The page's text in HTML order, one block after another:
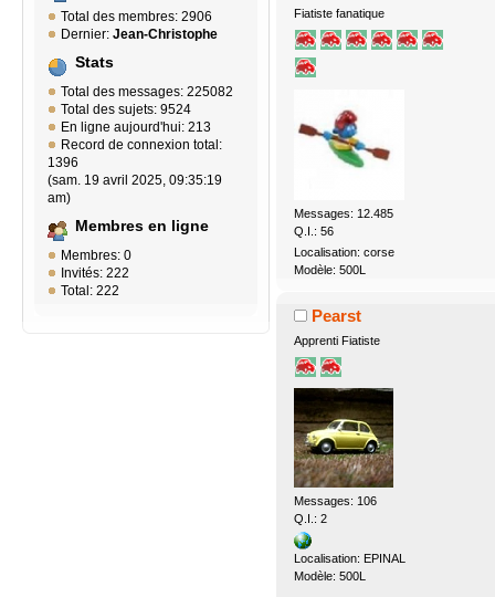
Total des membres: 2906
Dernier: Jean-Christophe
Stats
Total des messages: 225082
Total des sujets: 9524
En ligne aujourd'hui: 213
Record de connexion total:
1396
(sam. 19 avril 2025, 09:35:19
am)
Membres en ligne
Membres: 0
Invités: 222
Total: 222
Fiatiste fanatique
Messages: 12.485
Q.I.: 56
Localisation: corse
Modèle: 500L
Pearst
Apprenti Fiatiste
Messages: 106
Q.I.: 2
Localisation: EPINAL
Modèle: 500L